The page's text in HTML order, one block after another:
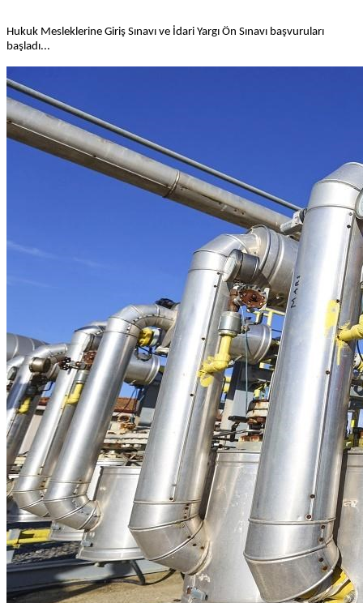
Hukuk Mesleklerine Giriş Sınavı ve İdari Yargı Ön Sınavı başvuruları
başladı...